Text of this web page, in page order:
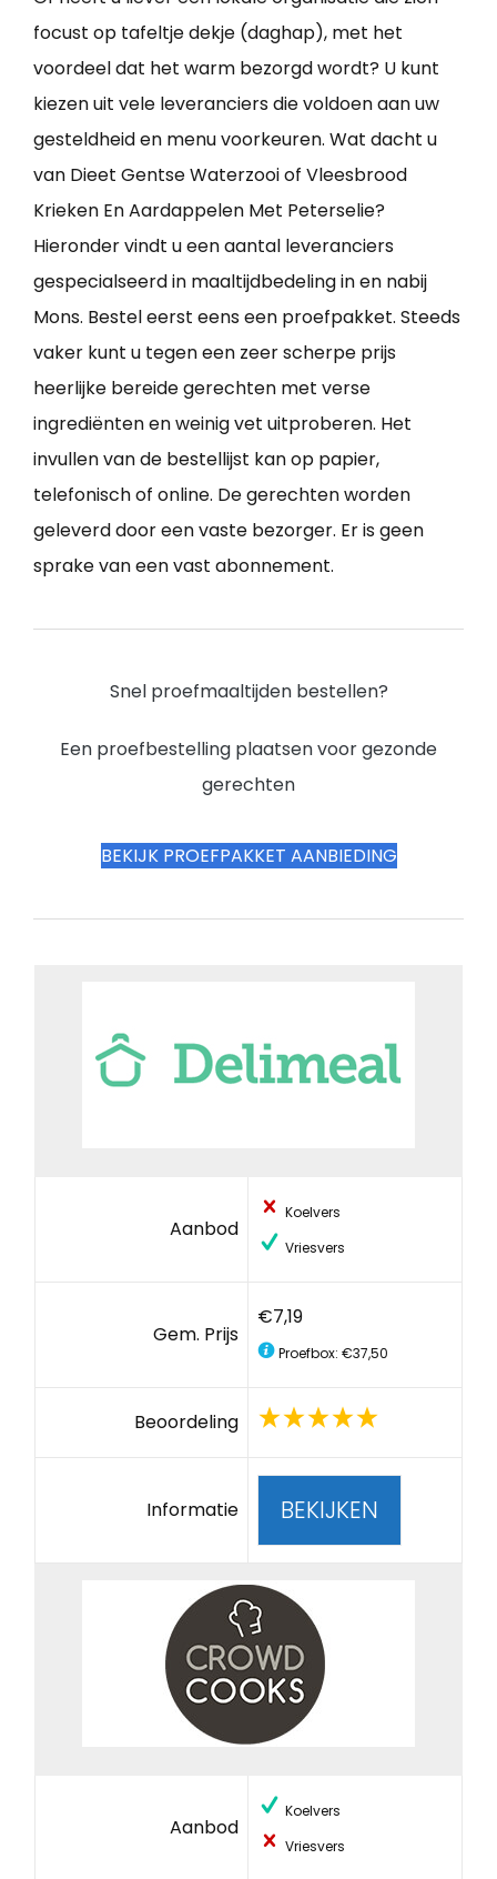
focust op tafeltje dekje (daghap), met het
voordeel dat het warm bezorgd wordt? U kunt
kiezen uit vele leveranciers die voldoen aan uw
gesteldheid en menu voorkeuren. Wat dacht u
van Dieet Gentse Waterzooi of Vleesbrood
Krieken En Aardappelen Met Peterselie?
Hieronder vindt u een aantal leveranciers
gespecialseerd in maaltijdbedeling in en nabij
Mons. Bestel eerst eens een proefpakket. Steeds
vaker kunt u tegen een zeer scherpe prijs
heerlijke bereide gerechten met verse
ingrediënten en weinig vet uitproberen. Het
invullen van de bestellijst kan op papier,
telefonisch of online. De gerechten worden
geleverd door een vaste bezorger. Er is geen
sprake van een vast abonnement.
Snel proefmaaltijden bestellen?
Een proefbestelling plaatsen voor gezonde
gerechten
BEKIJK PROEFPAKKET AANBIEDING
Aanbod
Koelvers
Vriesvers
Gem. Prijs
€7,19
Proefbox: €37,50
Beoordeling
Informatie BEKIJKEN
Aanbod
Koelvers
Vriesvers